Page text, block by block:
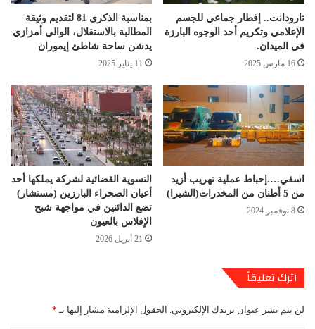
تارودانت.. إفطار جماعي للجسم
الإعلامي وتكريم أحد الوجوه البارزة
في الميدان.
16 مارس 2025
بمناسبة الذكرى 81 لتقديم وثيقة
المطالبة بالاستقلال، الوالي أمزازي
يدشن ساحة شاطئ إيموران
11 يناير 2025
اسفي….إحباط عملية تهريب أزيد
من 5 أطنان من المخدرات(الشيرا)
8 نوفمبر 2024
التسوية القضائية لشركة يملكها أحد
أعيان الصحراء البارزين (مستشار)
تضع الدائنين في مواجهة شبح
الإفلاس بالعيون
21 أبريل 2026
اترك تعليقاً
لن يتم نشر عنوان بريدك الإلكتروني. الحقول الإلزامية مشار إليها بـ *